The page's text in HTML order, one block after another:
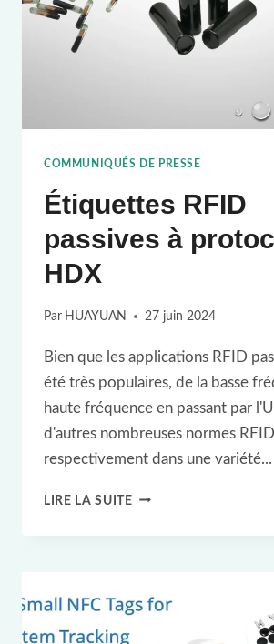
COMMUNIQUÉS DE PRESSE
Étiquettes RFID
passives à
HDX
Par HUAYUAN 27 juin 2024
Bien que les applications RFID
été très populaires, de la basse
haute fréquence en passant par
d'autres nombreuses normes
respectivement dans une variété...
LIRE LA SUITEÉTIQUETTES
PROTOCOLE